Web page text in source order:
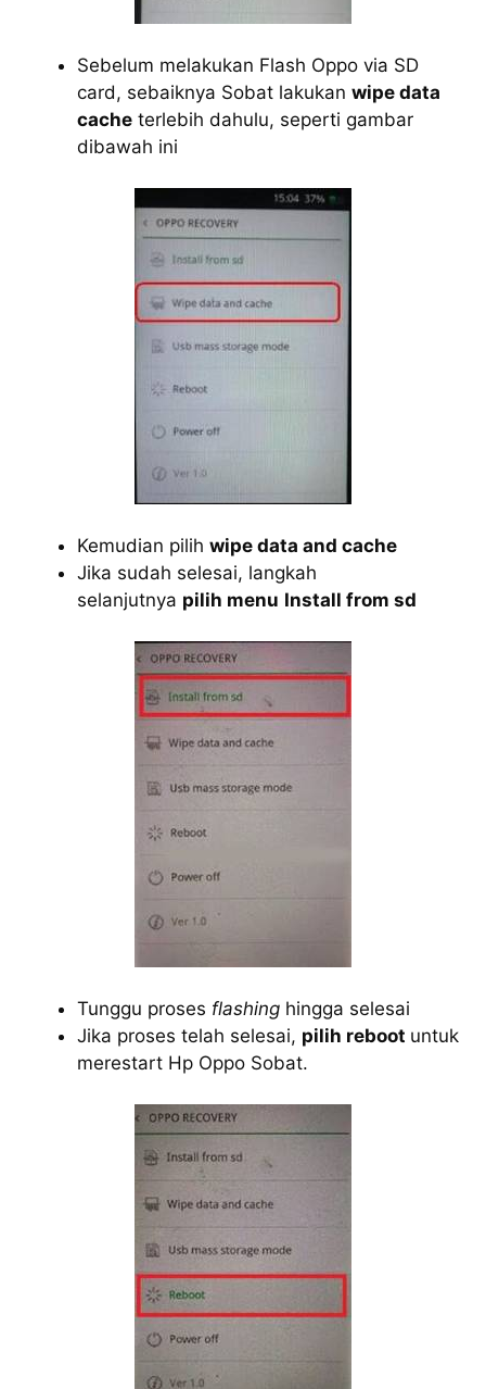
Sebelum melakukan Flash Oppo via SD
card, sebaiknya Sobat lakukan wipe data
cache terlebih dahulu, seperti gambar
dibawah ini
Kemudian pilih wipe data and cache
Jika sudah selesai, langkah
selanjutnya pilih menu Install from sd
Tunggu proses flashing hingga selesai
Jika proses telah selesai, pilih reboot untuk
merestart Hp Oppo Sobat.